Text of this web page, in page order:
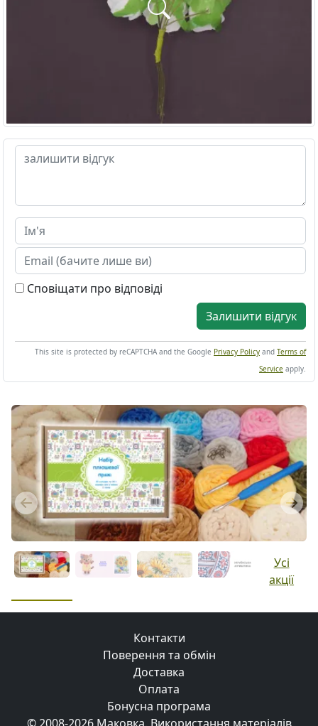
Сповіщати про відповіді
Залишити відгук
This site is protected by reCAPTCHA and the Google Privacy Policy and Terms of
Service apply.
Previous Next
Усі
акції
Контакти
Поверення та обмін
Доставка
Оплата
Бонусна програма